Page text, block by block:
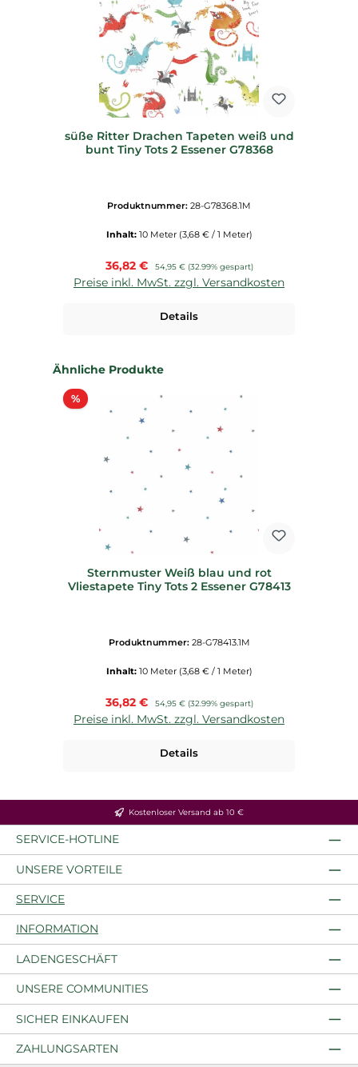
süße Ritter Drachen Tapeten weiß und
bunt Tiny Tots 2 Essener G78368
Produktnummer: 28-G78368.1M
Inhalt: 10 Meter (3,68 € / 1 Meter)
Verkaufspreis:
36,82 € Regulärer Preis:
54,95 € (32.99% gespart)
Preise inkl. MwSt. zzgl. Versandkosten
Details
Produktgalerie überspringen
Ähnliche Produkte
%Rabatt
Sternmuster Weiß blau und rot
Vliestapete Tiny Tots 2 Essener G78413
Produktnummer: 28-G78413.1M
Inhalt: 10 Meter (3,68 € / 1 Meter)
Verkaufspreis:
36,82 € Regulärer Preis:
54,95 € (32.99% gespart)
Preise inkl. MwSt. zzgl. Versandkosten
Details
Kostenloser Versand ab 10 €
SERVICE-HOTLINE
UNSERE VORTEILE
SERVICE
INFORMATION
LADENGESCHÄFT
UNSERE COMMUNITIES
SICHER EINKAUFEN
ZAHLUNGSARTEN